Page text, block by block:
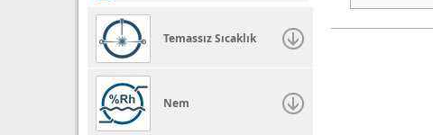
Temassız Sıcaklık
Nem